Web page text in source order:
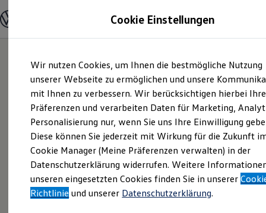
Hauptinhalt
springen
Footer
springen
Modelle und Konfigurator
Modelle vergleichen
Elektroautos
ENERGY Sondermodelle
Nutzfahrzeuge
SUV und CUV
Familienautos
Kombis
Kompaktwagen
Sportwagen
Schnell verfügbare Fahrzeuge
Angebote und Produkte
Aktuelle Angebote
E-Auto-Förderung
Volkswagen Marktplatz
Cookie Einstellungen
Wir nutzen Cookies, um Ihnen die bestmögliche Nutzung
unserer Webseite zu ermöglichen und unsere
mit Ihnen zu verbessern. Wir berücksichtigen hierbei Ihre
Präferenzen und verarbeiten Daten für Marketing,
Personalisierung nur, wenn Sie uns Ihre Einwilligung
Diese können Sie jederzeit mit Wirkung für die Zukunft
Cookie Manager (Meine Präferenzen verwalten) in der
Datenschutzerklärung widerrufen. Weitere
unseren eingesetzten Cookies finden Sie in unserer
Richtlinie und unserer Datenschutzerklärung.